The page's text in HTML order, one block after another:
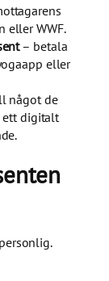
eller WWF.
– betala
eller
något de
ett digitalt